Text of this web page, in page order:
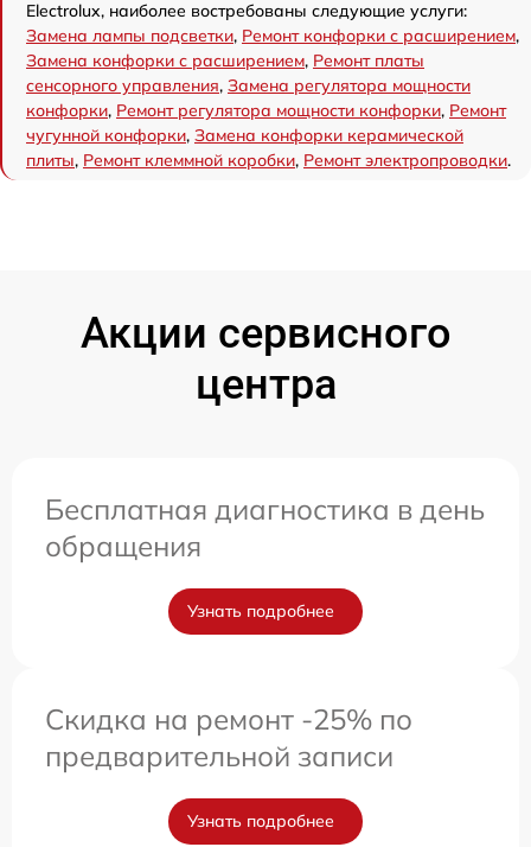
Electrolux, наиболее востребованы следующие услуги:
Замена лампы подсветки, Ремонт конфорки с расширением,
Замена конфорки с расширением, Ремонт платы
сенсорного управления, Замена регулятора мощности
конфорки, Ремонт регулятора мощности конфорки, Ремонт
чугунной конфорки, Замена конфорки керамической
плиты, Ремонт клеммной коробки, Ремонт электропроводки.
Акции сервисного
центра
Бесплатная диагностика в день
обращения
Узнать подробнее
Скидка на ремонт -25% по
предварительной записи
Узнать подробнее